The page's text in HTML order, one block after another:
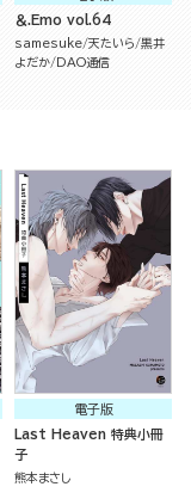
＆.Emo vol.64
samesuke 天たいら 黒井
よだか
DAO通信
電子版
Last Heaven 特典小冊
子
熊本まさし